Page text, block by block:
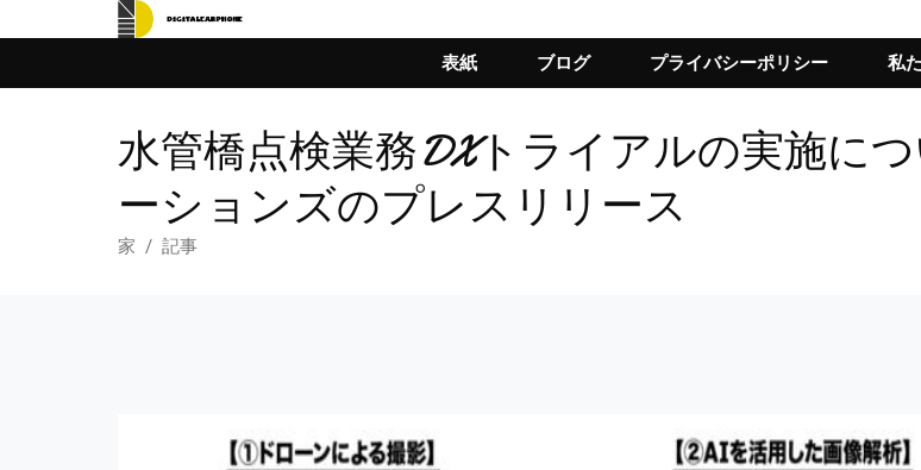
表紙 ブログ プライバシーポリシー 私
水管橋点検業務DXトライアルの実施に
ーションズのプレスリリース
家 記事